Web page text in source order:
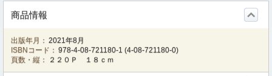
商品情報
出版年月： 2021年8月
ISBNコード： 978-4-08-721180-1 (4-08-721180-0)
頁数・縦：
２２０Ｐ １８ｃｍ